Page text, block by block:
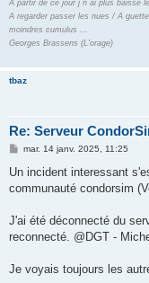
A partir de ce jour j´n´ai plus baissé
A regarder passer les nues / A
moindres cumulus ...
Georges Brassens (L'orage)
tbaz
Re: Serveur
M
s
a
mar. 14 janv. 2025, 11:25
Un incident interessant
communauté condorsim
J'ai été déconnecté du
reconnecté. @DGT -
Je voyais toujours les